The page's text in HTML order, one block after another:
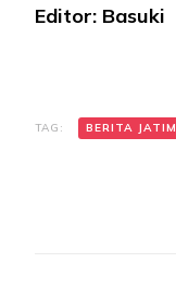
Editor: Basuki
TAG: BERITA JATIM